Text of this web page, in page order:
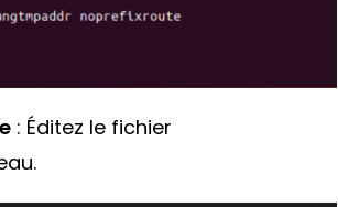
: Éditez le fichier